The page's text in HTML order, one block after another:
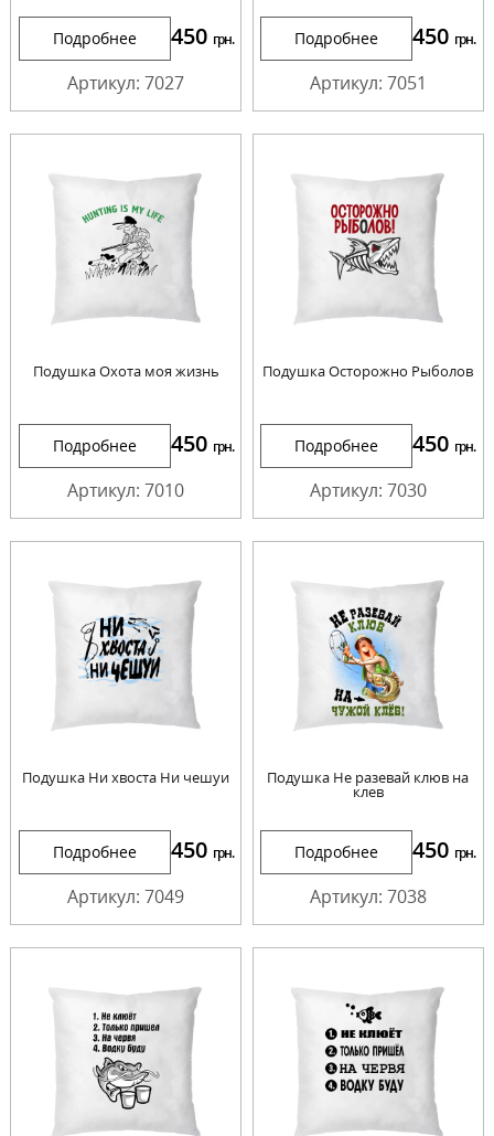
Подробнее 450 грн.
Артикул: 7027
Подробнее 450 грн.
Артикул: 7051
Подушка Охота моя жизнь
Подробнее 450 грн.
Артикул: 7010
Подушка Осторожно Рыболов
Подробнее 450 грн.
Артикул: 7030
Подушка Ни хвоста Ни чешуи
Подробнее 450 грн.
Артикул: 7049
Подушка Не разевай клюв на
клев
Подробнее 450 грн.
Артикул: 7038